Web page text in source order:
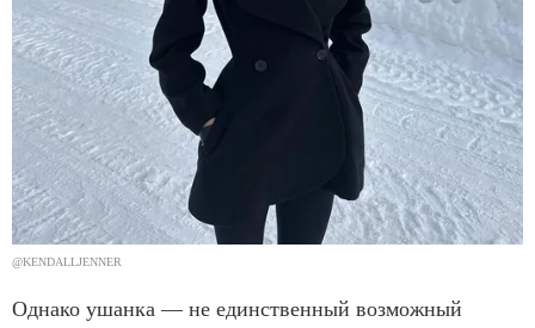
@KENDALLJENNER
Однако ушанка — не единственный возможный